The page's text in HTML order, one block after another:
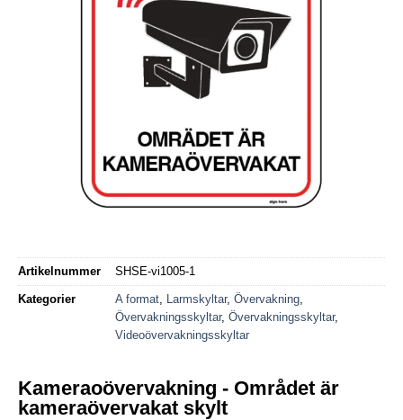
Artikelnummer SHSE-vi1005-1
Kategorier A format Larmskyltar, Övervakning
Övervakningsskyltar, Övervakningsskyltar,
Videoövervakningsskyltar
Kameraoövervakning - Området är
kameraövervakat skylt